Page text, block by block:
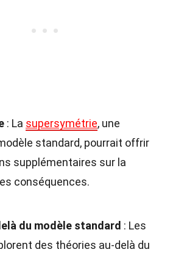
: La supersymétrie, une
standard, pourrait offrir
supplémentaires sur la
conséquences.
du modèle standard : Les
des théories au-delà du